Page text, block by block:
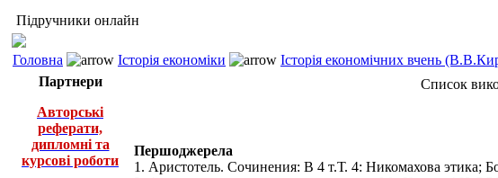
Підручники онлайн
Головна Історія економіки Історія економічних вчень
Партнери
Авторські
реферати,
дипломні та
курсові роботи
Список
Першоджерела
1. Аристотель. Сочинения: В 4 т.Т. 4: Никомахова этика;